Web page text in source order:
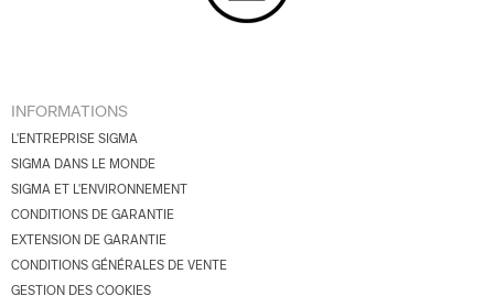
INFORMATIONS
L'ENTREPRISE SIGMA
SIGMA DANS LE MONDE
SIGMA ET L'ENVIRONNEMENT
CONDITIONS DE GARANTIE
EXTENSION DE GARANTIE
CONDITIONS GÉNÉRALES DE VENTE
GESTION DES COOKIES